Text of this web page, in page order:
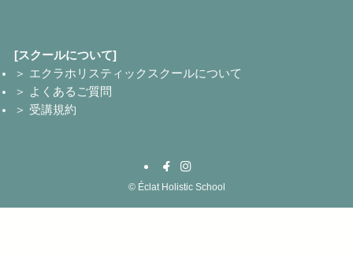
[スクールについて]
＞ エクラホリスティックスクールについて
＞ よくあるご質問
＞ 受講規約
©Éclat Holistic School